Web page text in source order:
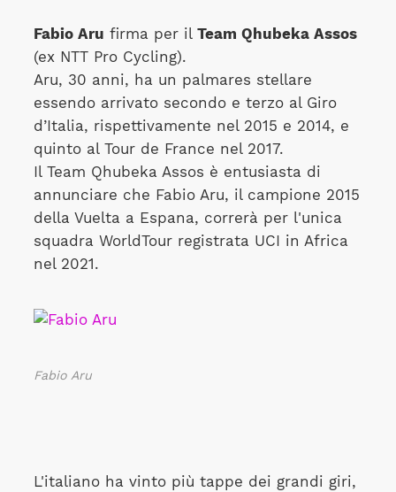
Fabio Aru firma per il Team Qhubeka Assos
(ex NTT Pro Cycling).
Aru, 30 anni, ha un palmares stellare
essendo arrivato secondo e terzo al Giro
d’Italia, rispettivamente nel 2015 e 2014, e
quinto al Tour de France nel 2017.
Il Team Qhubeka Assos è entusiasta di
annunciare che Fabio Aru, il campione 2015
della Vuelta a Espana, correrà per l'unica
squadra WorldTour registrata UCI in Africa
nel 2021.
Fabio Aru
L'italiano ha vinto più tappe dei grandi giri,